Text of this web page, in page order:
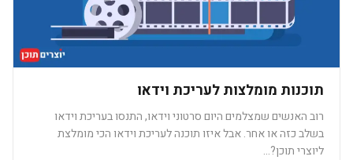
תוכנות מומלצות לעריכת וידאו
רוב האנשים שמצלמים היום סרטוני וידאו, התנסו בעריכת וידאו
בשלב כזה או אחר. אבל איזו תוכנה לעריכת וידאו הכי מומלצת
ליוצרי תוכן?…